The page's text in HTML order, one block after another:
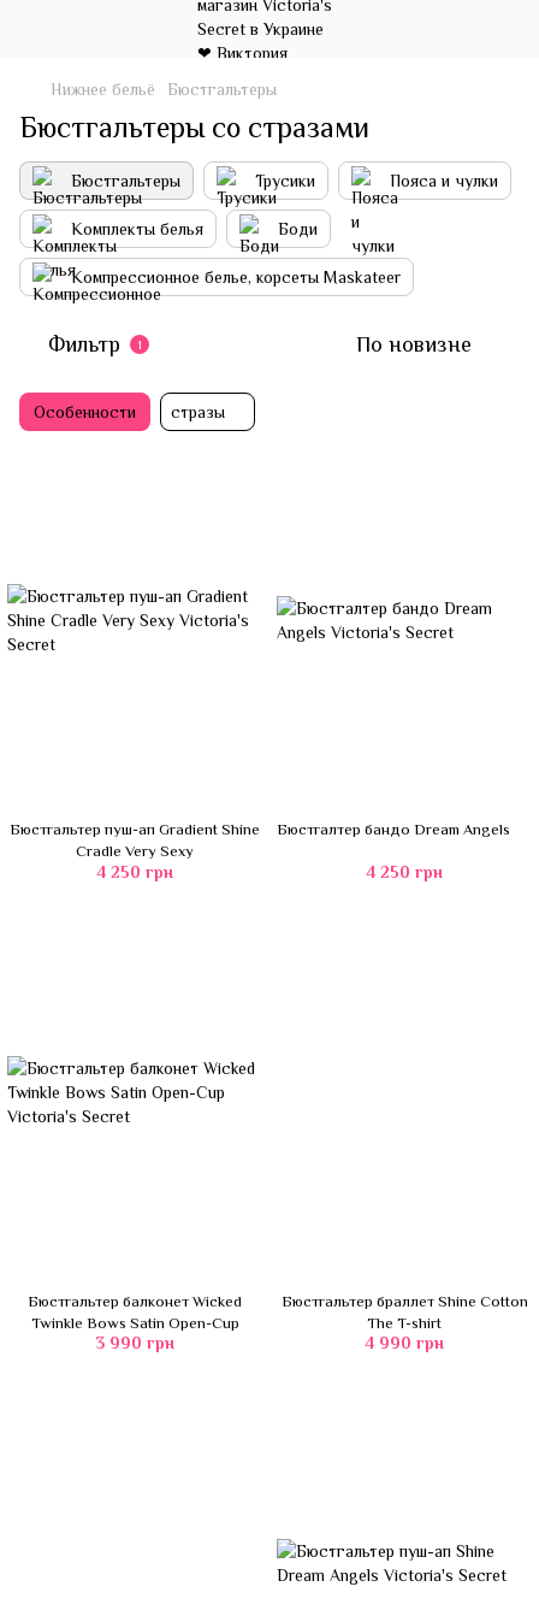
Нижнее бельё Бюстгальтеры
Бюстгальтеры со стразами
Бюстгальтеры Трусики Пояса и чулки
Комплекты белья Боди
Компрессионное белье, корсеты Maskateer
Фильтр 1 По новизне
Особенности стразы
Бюстгальтер пуш-ап Gradient Shine
Cradle Very Sexy
4 250 грн
Бюстгалтер бандо Dream Angels
4 250 грн
Бюстгальтер балконет Wicked
Twinkle Bows Satin Open-Cup
3 990 грн
Бюстгальтер браллет Shine Cotton
The T-shirt
4 990 грн